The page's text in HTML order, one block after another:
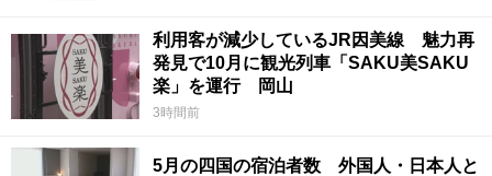
利用客が減少しているJR因美線 魅力再
発見で10月に観光列車「SAKU美SAKU
楽」を運行 岡山
3時間前
5月の四国の宿泊者数 外国人・日本人と